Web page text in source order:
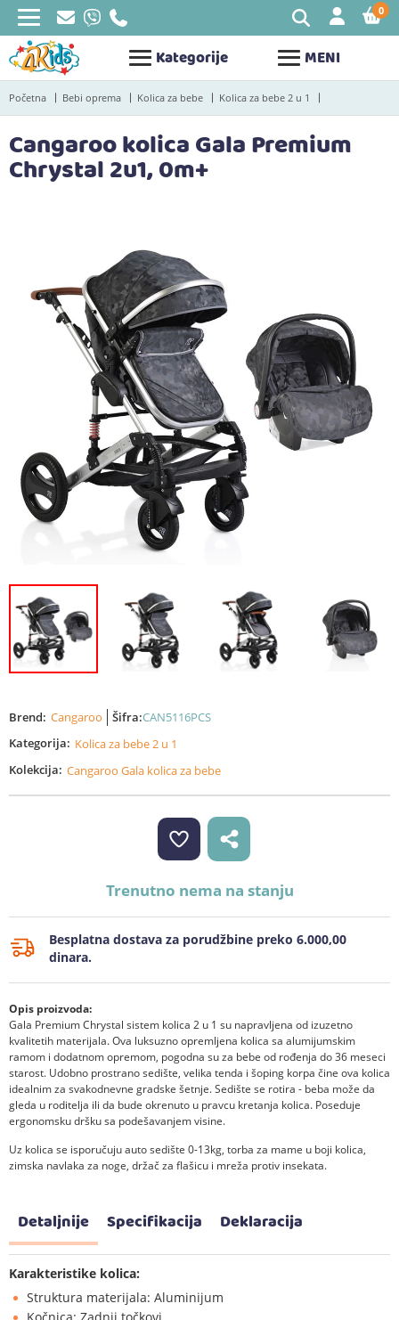
Kategorije MENI
0
Početna Bebi oprema Kolica za bebe Kolica za bebe 2 u 1
Cangaroo kolica Gala Premium
Chrystal 2u1, 0m+
Brend: Cangaroo Šifra:CAN5116PCS
Kategorija: Kolica za bebe 2 u 1
Kolekcija: Cangaroo Gala kolica za bebe
Trenutno nema na stanju
Besplatna dostava za porudžbine preko 6.000,00
dinara.
Opis proizvoda:
Gala Premium Chrystal sistem kolica 2 u 1 su napravljena od izuzetno
kvalitetih materijala. Ova luksuzno opremljena kolica sa alumijumskim
ramom i dodatnom opremom, pogodna su za bebe od rođenja do 36 meseci
starost. Udobno prostrano sedište, velika tenda i šoping korpa čine ova kolica
idealnim za svakodnevne gradske šetnje. Sedište se rotira - beba može da
gleda u roditelja ili da bude okrenuto u pravcu kretanja kolica. Poseduje
ergonomsku dršku sa podešavanjem visine.
Uz kolica se isporučuju auto sedište 0-13kg, torba za mame u boji kolica,
zimska navlaka za noge, držač za flašicu i mreža protiv insekata.
Detaljnije Specifikacija Deklaracija
Karakteristike kolica:
Struktura materijala: Aluminijum
Kočnica: Zadnji točkovi